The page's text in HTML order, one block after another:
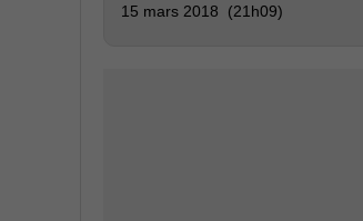
15 mars 2018 (21h09)